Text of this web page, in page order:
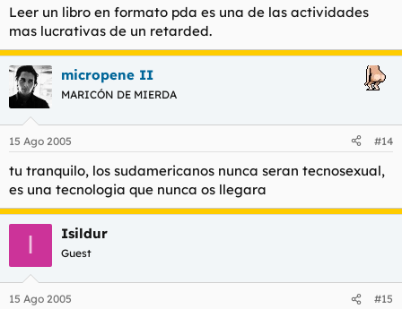
Leer un libro en formato pda es una de las actividades
mas lucrativas de un retarded.
micropene II
MARICÓN DE MIERDA
15 Ago 2005 #14
tu tranquilo, los sudamericanos nunca seran tecnosexual,
es una tecnologia que nunca os llegara
I Isildur
Guest
15 Ago 2005 #15